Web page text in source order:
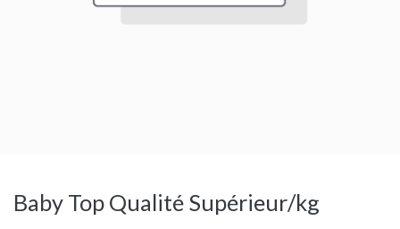
Baby Top Qualité Supérieur/kg